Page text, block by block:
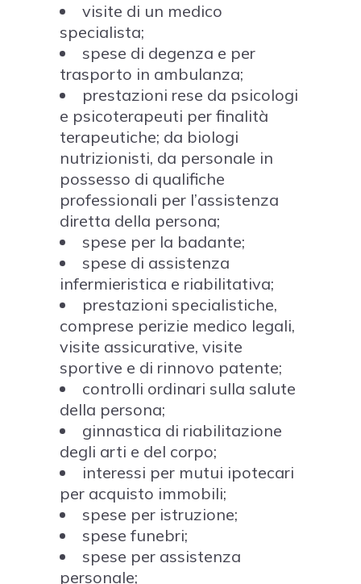
visite di un medico
specialista;
spese di degenza e per
trasporto in ambulanza;
prestazioni rese da psicologi
e psicoterapeuti per finalità
terapeutiche; da biologi
nutrizionisti, da personale in
possesso di qualifiche
professionali per l’assistenza
diretta della persona;
spese per la badante;
spese di assistenza
infermieristica e riabilitativa;
prestazioni specialistiche,
comprese perizie medico legali,
visite assicurative, visite
sportive e di rinnovo patente;
controlli ordinari sulla salute
della persona;
ginnastica di riabilitazione
degli arti e del corpo;
interessi per mutui ipotecari
per acquisto immobili;
spese per istruzione;
spese funebri;
spese per assistenza
personale;